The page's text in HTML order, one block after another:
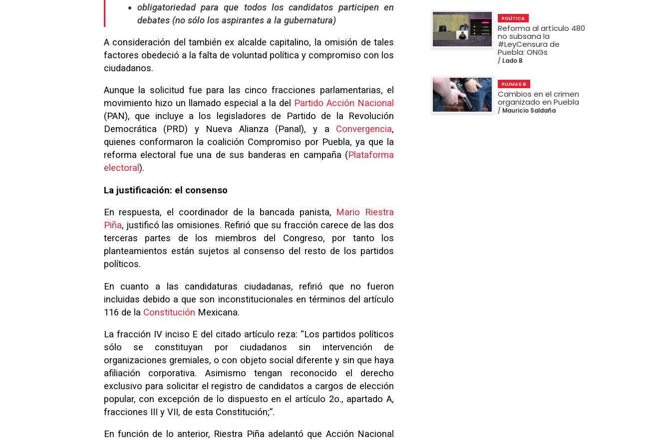
obligatoriedad para que todos los candidatos participen en
debates (no sólo los aspirantes a la gubernatura)
A consideración del también ex alcalde capitalino, la omisión de tales
factores obedeció a la falta de voluntad política y compromiso con los
ciudadanos.
Aunque la solicitud fue para las cinco fracciones parlamentarias, el
movimiento hizo un llamado especial a la del Partido Acción Nacional
(PAN), que incluye a los legisladores de Partido de la Revolución
Democrática (PRD) y Nueva Alianza (Panal), y a Convergencia,
quienes conformaron la coalición Compromiso por Puebla, ya que la
reforma electoral fue una de sus banderas en campaña (Plataforma
electoral ).
La justificación: el consenso
En respuesta, el coordinador de la bancada panista, Mario Riestra
Piña, justificó las omisiones. Refirió que su fracción carece de las dos
terceras partes de los miembros del Congreso, por tanto los
planteamientos están sujetos al consenso del resto de los partidos
políticos.
En cuanto a las candidaturas ciudadanas, refirió que no fueron
incluidas debido a que son inconstitucionales en términos del artículo
116 de la Constitución Mexicana.
La fracción IV inciso E del citado artículo reza: “Los partidos políticos
sólo se constituyan por ciudadanos sin intervención de
organizaciones gremiales, o con objeto social diferente y sin que haya
afiliación corporativa. Asimismo tengan reconocido el derecho
exclusivo para solicitar el registro de candidatos a cargos de elección
popular, con excepción de lo dispuesto en el artículo 2o., apartado A,
fracciones III y VII, de esta Constitución;”.
En función de lo anterior, Riestra Piña adelantó que Acción Nacional
POLÍTICA
Reforma al artículo 480
no subsana la
#LeyCensura de
Puebla: ONGs
Lado B
PLUMAS B
Cambios en el crimen
organizado en Puebla
Mauricio Saldaña